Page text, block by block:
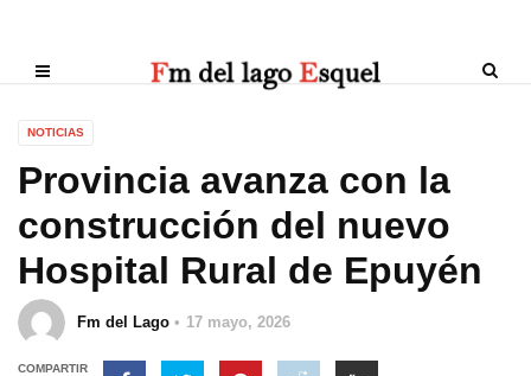
NOTICIAS
Provincia avanza con la
construcción del nuevo
Hospital Rural de Epuyén
Fm del Lago 17 mayo, 2026
COMPARTIR